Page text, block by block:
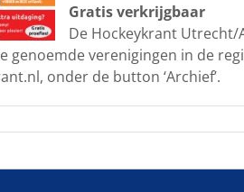
Gratis verkrijgbaar
De Hockeykrant
genoemde verenigingen in de
onder de button ‘Archief’.